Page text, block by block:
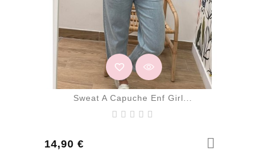
Sweat A Capuche Enf Girl...
14,90 €
Prix